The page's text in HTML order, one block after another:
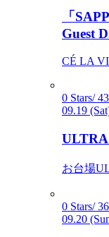
「
Guest
CÉ LA
0 Stars/
09.19
ULTRA
お台場
0 Stars/
09.20